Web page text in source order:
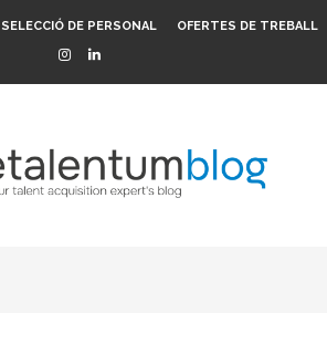
SELECCIÓ DE PERSONAL OFERTES DE TREBALL